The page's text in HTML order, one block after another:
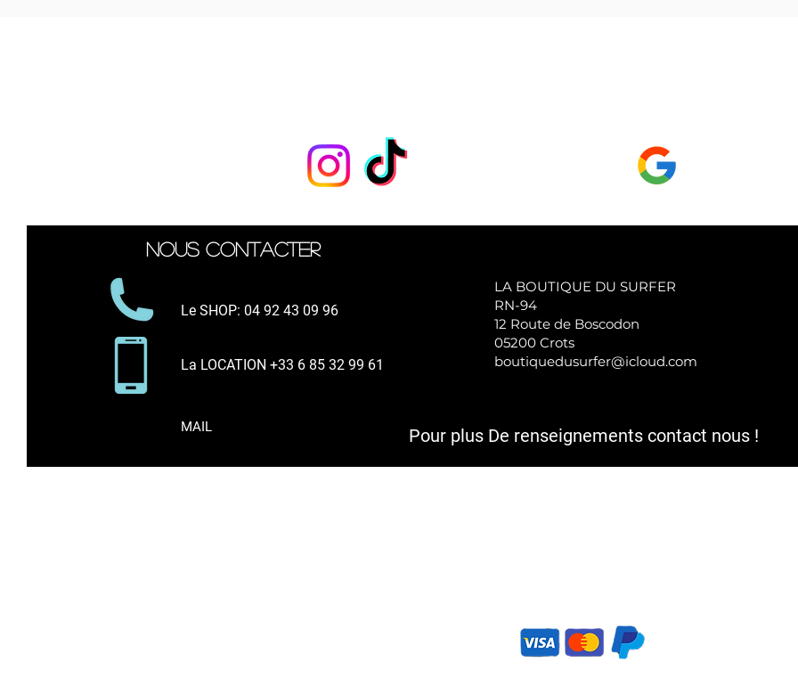
Nous contacter
Le SHOP: 04 92 43 09 96
La LOCATION +33 6 85 32 99 61
MAIL
LA BOUTIQUE DU SURFER
RN-94
12 Route de Boscodon
05200 Crots
boutiquedusurfer@icloud.com
Pour plus De renseignements contact nous !